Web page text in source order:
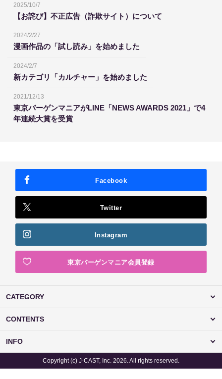
2025/10/7
【お詫び】不正広告（詐欺サイト）について
2024/2/27
漫画作品の「試し読み」を始めました
2024/2/7
新カテゴリ「カルチャー」を始めました
2021/12/13
東京バーゲンマニアがLINE「NEWS AWARDS 2021」で4
年連続大賞を受賞
Facebook
Twitter
Instagram
東京バーゲンマニア会員登録
CATEGORY
CONTENTS
INFO
Copyright (c) J-CAST, Inc. 2026. All rights reserved.